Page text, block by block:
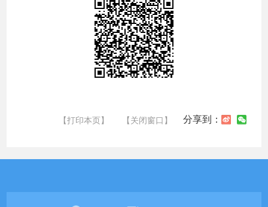
【打印本页】 【关闭窗口】 分享到：